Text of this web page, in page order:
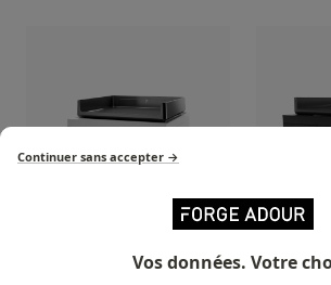
Plancha Modern
Plancha
Continuer sans accepter →
Vos données. Votre